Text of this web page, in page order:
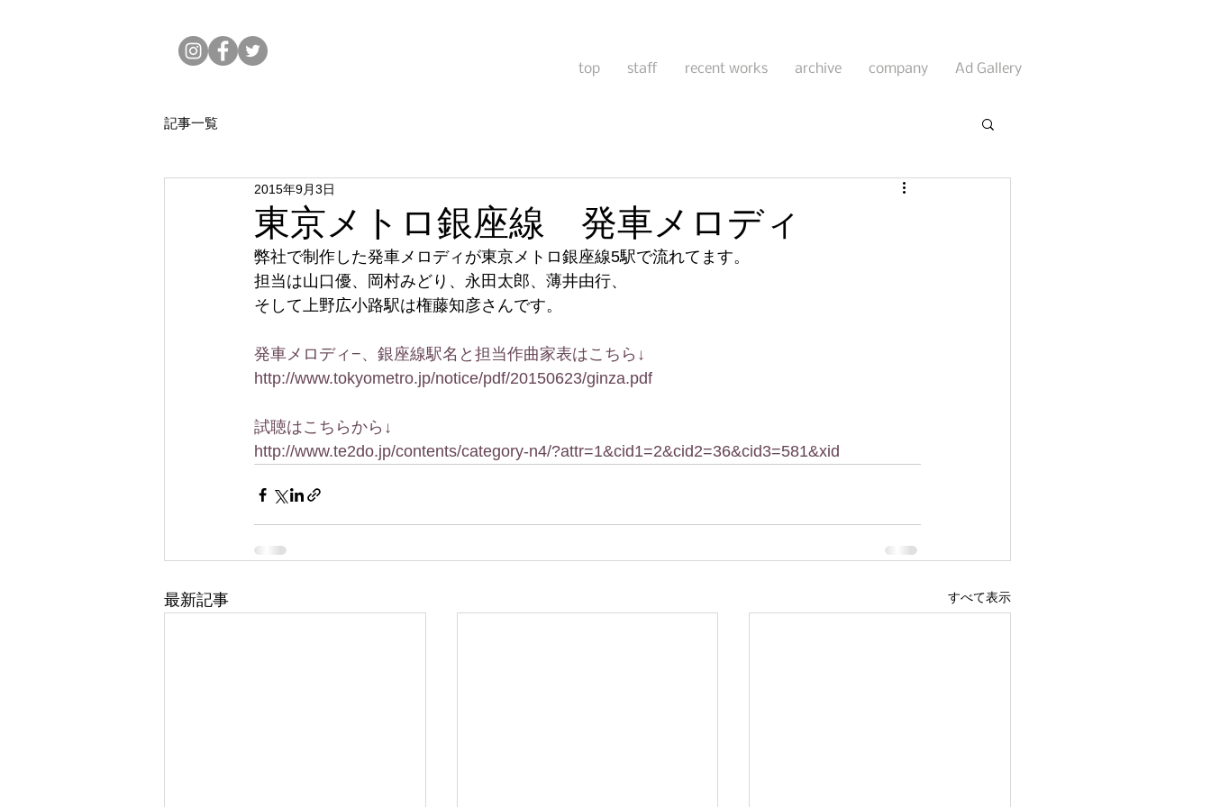
top staff recent works archive company Ad Gallery
記事一覧
東京メトロ銀座線 発車メロディ
2015年9月3日
弊社で制作した発車メロディが東京メトロ銀座線5駅で流れてます。
担当は山口優、岡村みどり、永田太郎、薄井由行、
そして上野広小路駅は権藤知彦さんです。
発車メロディ−、銀座線駅名と担当作曲家表はこちら↓
http://www.tokyometro.jp/notice/pdf/20150623/ginza.pdf
試聴はこちらから↓
http://www.te2do.jp/contents/category-n4/?attr=1&cid1=2&cid2=36&cid3=581&xid
最新記事 すべて表示